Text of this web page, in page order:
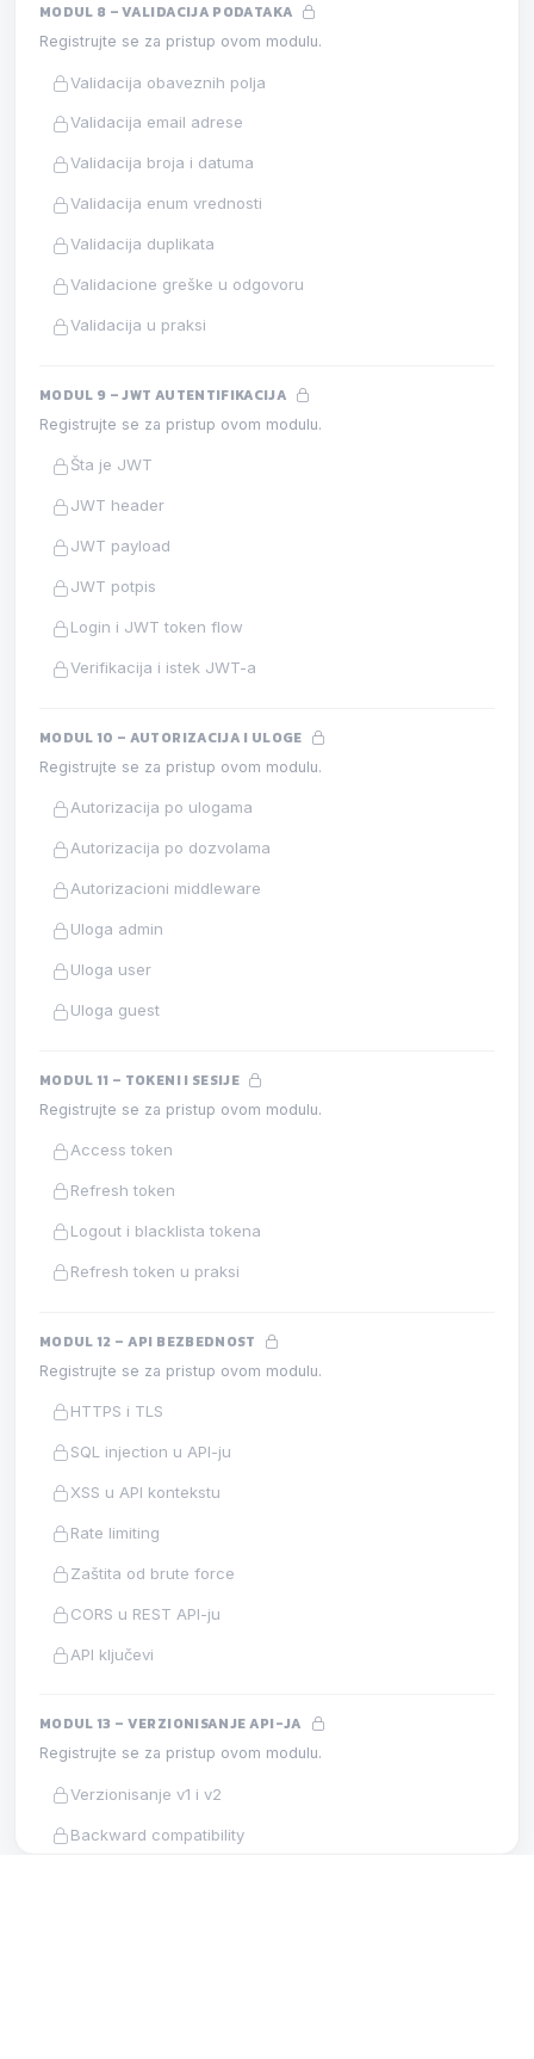
MODUL 8 – VALIDACIJA PODATAKA
Registrujte se za pristup ovom modulu.
Validacija obaveznih polja
Validacija email adrese
Validacija broja i datuma
Validacija enum vrednosti
Validacija duplikata
Validacione greške u odgovoru
Validacija u praksi
MODUL 9 – JWT AUTENTIFIKACIJA
Registrujte se za pristup ovom modulu.
Šta je JWT
JWT header
JWT payload
JWT potpis
Login i JWT token flow
Verifikacija i istek JWT-a
MODUL 10 – AUTORIZACIJA I ULOGE
Registrujte se za pristup ovom modulu.
Autorizacija po ulogama
Autorizacija po dozvolama
Autorizacioni middleware
Uloga admin
Uloga user
Uloga guest
MODUL 11 – TOKENI I SESIJE
Registrujte se za pristup ovom modulu.
Access token
Refresh token
Logout i blacklista tokena
Refresh token u praksi
MODUL 12 – API BEZBEDNOST
Registrujte se za pristup ovom modulu.
HTTPS i TLS
SQL injection u API-ju
XSS u API kontekstu
Rate limiting
Zaštita od brute force
CORS u REST API-ju
API ključevi
MODUL 13 – VERZIONISANJE API-JA
Registrujte se za pristup ovom modulu.
Verzionisanje v1 i v2
Backward compatibility